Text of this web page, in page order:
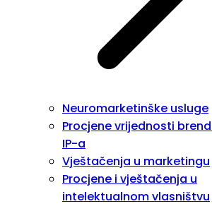
Neuromarketinške usluge
Procjene vrijednosti
IP-a
Vještačenja u marketingu
Procjene i vještačenja u
intelektualnom vlasništvu